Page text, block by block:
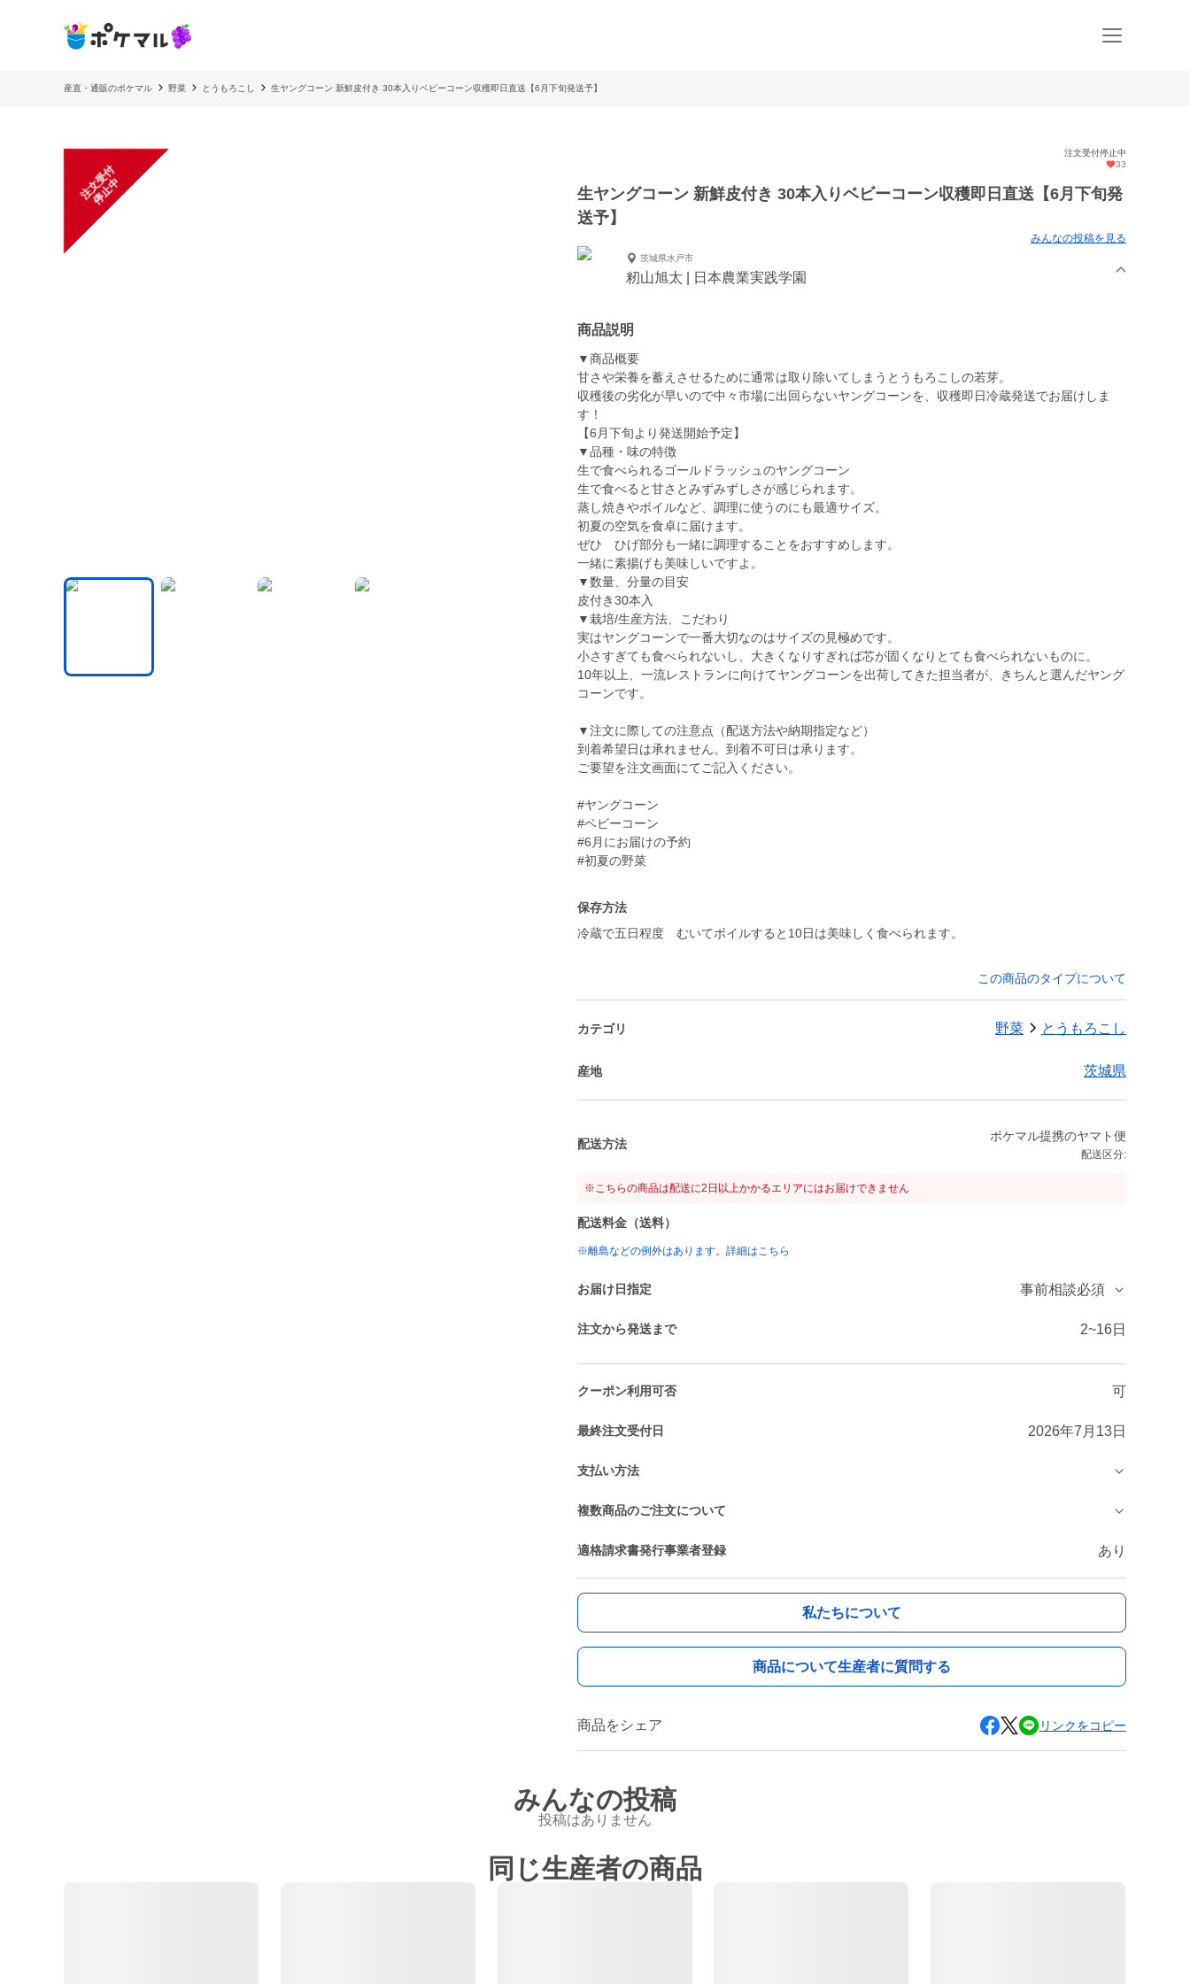
産直・通販のポケマル 野菜 とうもろこし 生ヤングコーン 新鮮皮付き 30本入りベビーコーン収穫即日直送【6月下旬発送予】
注
文
受
付
停
止
中
注文受付停止中
33
生ヤングコーン 新鮮皮付き 30本入りベビーコーン収穫即日直送【6月下旬発
送予】
みんなの投稿を見る
茨城県水戸市
籾山旭太 | 日本農業実践学園
商品説明
▼商品概要
甘さや栄養を蓄えさせるために通常は取り除いてしまうとうもろこしの若芽。
収穫後の劣化が早いので中々市場に出回らないヤングコーンを、収穫即日冷蔵発送でお届けしま
す！
【6月下旬より発送開始予定】
▼品種・味の特徴
生で食べられるゴールドラッシュのヤングコーン
生で食べると甘さとみずみずしさが感じられます。
蒸し焼きやボイルなど、調理に使うのにも最適サイズ。
初夏の空気を食卓に届けます。
ぜひ ひげ部分も一緒に調理することをおすすめします。
一緒に素揚げも美味しいですよ。
▼数量、分量の目安
皮付き30本入
▼栽培/生産方法、こだわり
実はヤングコーンで一番大切なのはサイズの見極めです。
小さすぎても食べられないし、大きくなりすぎれば芯が固くなりとても食べられないものに。
10年以上、一流レストランに向けてヤングコーンを出荷してきた担当者が、きちんと選んだヤング
コーンです。
▼注文に際しての注意点（配送方法や納期指定など）
到着希望日は承れません。到着不可日は承ります。
ご要望を注文画面にてご記入ください。
#ヤングコーン
#ベビーコーン
#6月にお届けの予約
保存方法
この商品のタイプについて
カテゴリ 野菜 とうもろこし
産地 茨城県
配送方法
ポケマル提携のヤマト便
配送区分:
※こちらの商品は配送に2日以上かかるエリアにはお届けできません
配送料金（送料）
※離島などの例外はあります。詳細はこちら
お届け日指定 事前相談必須
注文から発送まで 2~16日
クーポン利用可否 可
最終注文受付日 2026年7月13日
支払い方法
複数商品のご注文について
適格請求書発行事業者登録 あり
私たちについて
商品について生産者に質問する
商品をシェア リンクをコピー
みんなの投稿
投稿はありません
同じ生産者の商品